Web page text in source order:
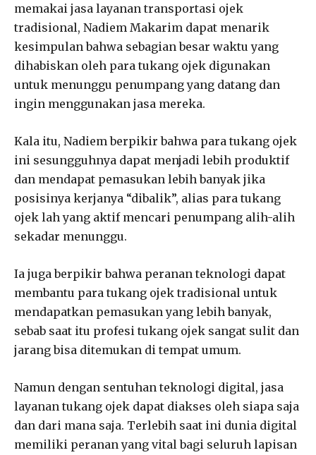
memakai jasa layanan transportasi ojek
tradisional, Nadiem Makarim dapat menarik
kesimpulan bahwa sebagian besar waktu yang
dihabiskan oleh para tukang ojek digunakan
untuk menunggu penumpang yang datang dan
ingin menggunakan jasa mereka.
Kala itu, Nadiem berpikir bahwa para tukang ojek
ini sesungguhnya dapat menjadi lebih produktif
dan mendapat pemasukan lebih banyak jika
posisinya kerjanya “dibalik”, alias para tukang
ojek lah yang aktif mencari penumpang alih-alih
sekadar menunggu.
Ia juga berpikir bahwa peranan teknologi dapat
membantu para tukang ojek tradisional untuk
mendapatkan pemasukan yang lebih banyak,
sebab saat itu profesi tukang ojek sangat sulit dan
jarang bisa ditemukan di tempat umum.
Namun dengan sentuhan teknologi digital, jasa
layanan tukang ojek dapat diakses oleh siapa saja
dan dari mana saja. Terlebih saat ini dunia digital
memiliki peranan yang vital bagi seluruh lapisan